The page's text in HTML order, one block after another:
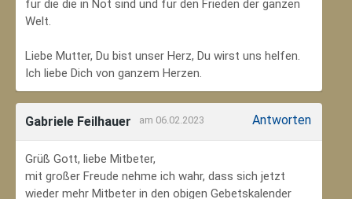
für die die in Not sind und für den Frieden der ganzen
Welt.
Liebe Mutter, Du bist unser Herz, Du wirst uns helfen.
Ich liebe Dich von ganzem Herzen.
Gabriele Feilhauer am 06.02.2023 Antworten
Grüß Gott, liebe Mitbeter,
mit großer Freude nehme ich wahr, dass sich jetzt
wieder mehr Mitbeter in den obigen Gebetskalender